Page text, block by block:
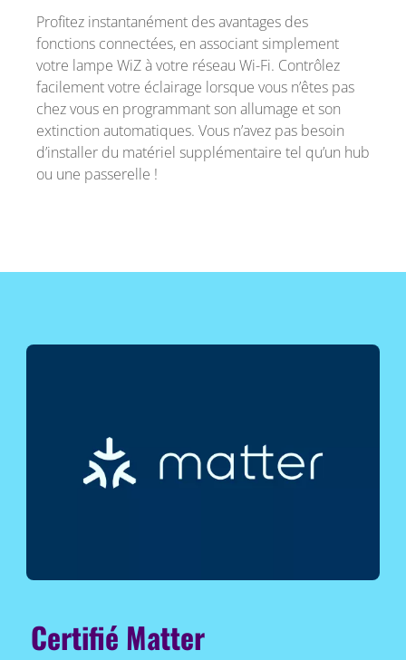
Profitez instantanément des avantages des
fonctions connectées, en associant simplement
votre lampe WiZ à votre réseau Wi-Fi. Contrôlez
facilement votre éclairage lorsque vous n’êtes pas
chez vous en programmant son allumage et son
extinction automatiques. Vous n’avez pas besoin
d’installer du matériel supplémentaire tel qu’un hub
ou une passerelle !
Certifié Matter